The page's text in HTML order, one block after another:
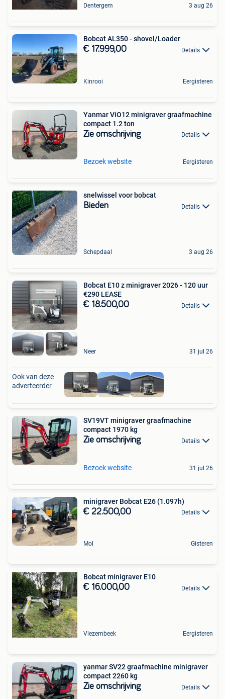
Dentergem 3 aug 26
Bobcat AL350 - shovel/Loader
€ 17.999,00 Details
Kinrooi Eergisteren
Yanmar ViO12 minigraver graafmachine
compact 1.2 ton
Zie omschrijving Details
Bezoek website Eergisteren
snelwissel voor bobcat
Bieden Details
Schepdaal 3 aug 26
Bobcat E10 z minigraver 2026 - 120 uur
€290 LEASE
€ 18.500,00 Details
Neer 31 jul 26
Ook van deze
adverteerder
SV19VT minigraver graafmachine
compact 1970 kg
Zie omschrijving Details
Bezoek website 31 jul 26
minigraver Bobcat E26 (1.097h)
€ 22.500,00 Details
Mol Gisteren
Bobcat minigraver E10
€ 16.000,00 Details
Vlezembeek Eergisteren
yanmar SV22 graafmachine minigraver
compact 2260 kg
Zie omschrijving Details